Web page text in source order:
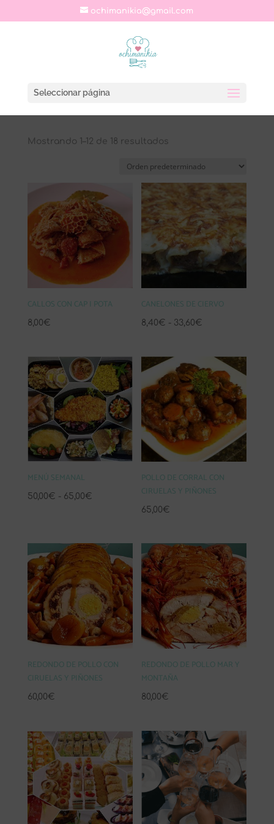
ochimanikia@gmail.com
Seleccionar página
Mostrando 1–12 de 18 resultados
CALLOS CON CAP I POTA
8,00€
CANELONES DE CIERVO
8,40€ - 33,60€
desde
8,40€
hasta
33,60€
MENÚ SEMANAL
50,00€ - 65,00€Rango
desde
50,00€
hasta
65,00€
POLLO DE CORRAL CON
CIRUELAS Y PIÑONES
65,00€
REDONDO DE POLLO CON
CIRUELAS Y PIÑONES
60,00€
REDONDO DE POLLO MAR Y
MONTAÑA
80,00€